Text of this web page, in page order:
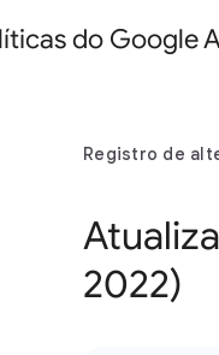
do Google
Registro de
2022)